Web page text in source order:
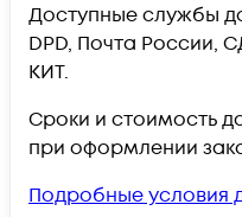
Доступные службы
DPD, Почта России,
КИТ.
Сроки и стоимость
при оформлении
Подробные условия